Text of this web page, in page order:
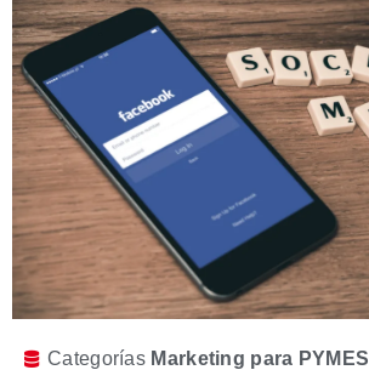
Categorías Marketing para PYMES